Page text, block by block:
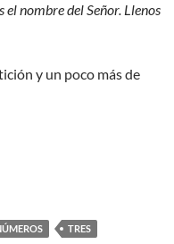
el nombre del Señor. Llenos
y un poco más de
TRES